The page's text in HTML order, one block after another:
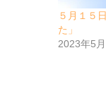
５月１５
た」
2023年5